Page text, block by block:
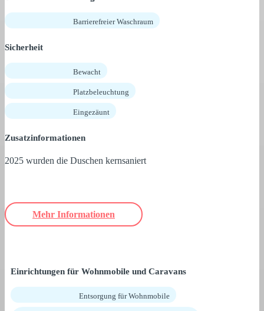
Barrierefreier Waschraum
Sicherheit
Bewacht
Platzbeleuchtung
Eingezäunt
Zusatzinformationen
2025 wurden die Duschen kernsaniert
Mehr Informationen
Einrichtungen für Wohnmobile und Caravans
Entsorgung für Wohnmobile